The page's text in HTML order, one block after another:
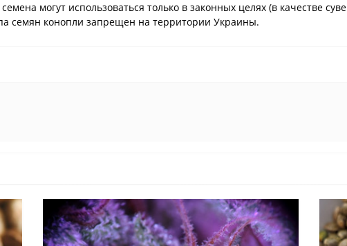
могут использоваться только в законных целях (в качестве
семян конопли запрещен на территории Украины.